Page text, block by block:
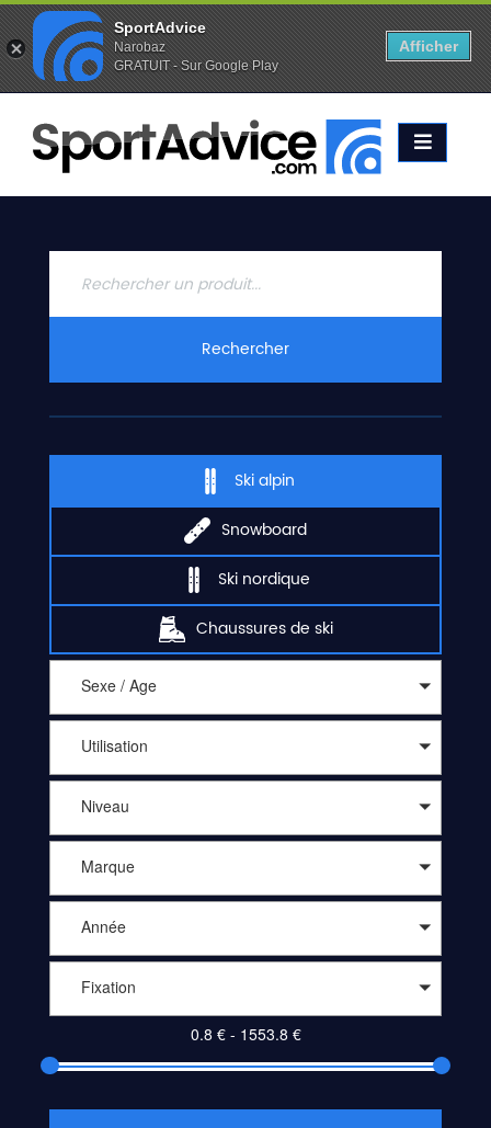
Favoris (0) Alertes (0)
ACCUEIL
SKIS
2020
CONTACT
Rechercher
Ski alpin
Snowboard
Ski nordique
Chaussures de ski
Sexe / Age
Utilisation
Niveau
Marque
Année
Fixation
SportAdvice
Narobaz
GRATUIT - Sur Google Play
Afficher